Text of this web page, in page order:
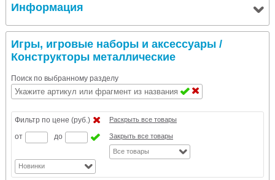
Информация
Игры, игровые наборы и аксессуары /
Конструкторы металлические
Поиск по выбранному разделу
Фильтр по цене (руб.)
от
до
Раскрыть все товары
Закрыть все товары
Все товары
Новинки